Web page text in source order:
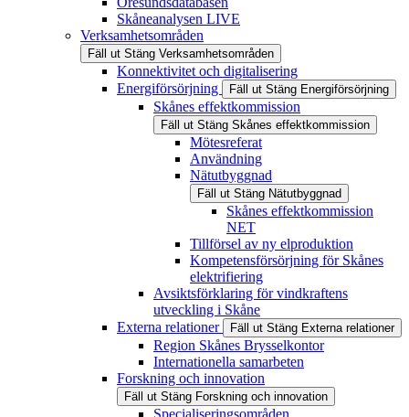
Skåneanalysen LIVE
Verksamhetsområden
Fäll ut Stäng Verksamhetsområden
Konnektivitet och digitalisering
Energiförsörjning
Fäll ut Stäng Energiförsörjning
Skånes effektkommission
Fäll ut Stäng Skånes effektkommission
Mötesreferat
Användning
Nätutbyggnad
Fäll ut Stäng Nätutbyggnad
Skånes effektkommission
NET
Tillförsel av ny elproduktion
Kompetensförsörjning för Skånes
elektrifiering
Avsiktsförklaring för vindkraftens
utveckling i Skåne
Externa relationer
Fäll ut Stäng Externa relationer
Region Skånes Brysselkontor
Internationella samarbeten
Forskning och innovation
Fäll ut Stäng Forskning och innovation